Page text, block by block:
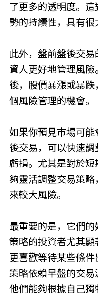
了更多的透明度。這
勢的持續性，具有很
此外，盤前盤後交
資人更好地管理風
後，股價暴漲或暴
個風險管理的機會。
如果你預見市場可
後交易，可以快速
虧損。尤其是對於
夠靈活調整交易策
來較大風險。
最重要的是，它們
策略的投資者尤其
更喜歡等待某些條
策略依賴早盤的交易
他們能夠根據自己